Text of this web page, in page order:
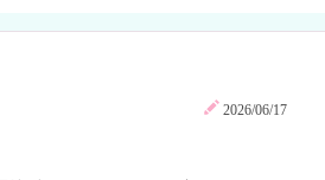
2026/06/17